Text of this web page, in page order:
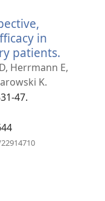
タ
ブ
で
開
く）
in
patients.
し
Herrmann E,
K.
47.